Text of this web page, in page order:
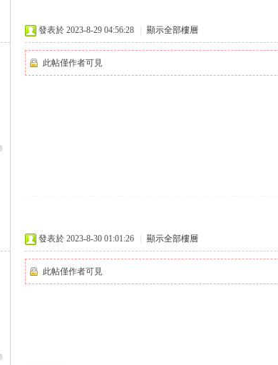
發表於 2023-8-29 04:56:28 顯示全部樓層
此帖僅作者可見
發表於 2023-8-30 01:01:26 顯示全部樓層
此帖僅作者可見